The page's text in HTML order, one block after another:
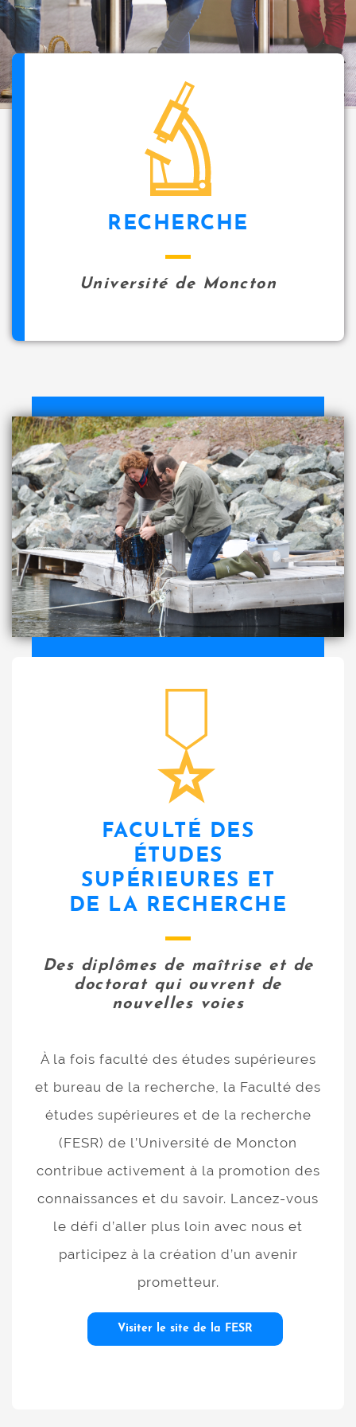
i
p
a
l
RECHERCHE
Université de Moncton
FACULTÉ DES
ÉTUDES
SUPÉRIEURES ET
DE LA RECHERCHE
Des diplômes de maîtrise et de
doctorat qui ouvrent de
nouvelles voies
À la fois faculté des études supérieures
et bureau de la recherche, la Faculté des
études supérieures et de la recherche
(FESR) de l’Université de Moncton
contribue activement à la promotion des
connaissances et du savoir. Lancez-vous
le défi d’aller plus loin avec nous et
participez à la création d’un avenir
prometteur.
Visiter le site de la FESR